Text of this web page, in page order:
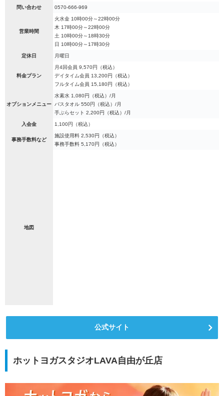
問い合わせ 0570-666-969
営業時間
火水金 10時00分～22時00分
木 17時00分～22時00分
土 10時00分～18時30分
日 10時00分～17時30分
定休日 月曜日
料金プラン
月4回会員 9,570円（税込）
デイタイム会員 13,200円（税込）
フルタイム会員 15,180円（税込）
オプションメニュー
水素水 1,080円（税込）/月
バスタオル 550円（税込）/月
手ぶらセット 2,200円（税込）/月
入会金 1,100円（税込）
事務手数料など
施設使用料 2,530円（税込）
事務手数料 5,170円（税込）
地図
公式サイト
ホットヨガスタジオLAVA自由が丘店